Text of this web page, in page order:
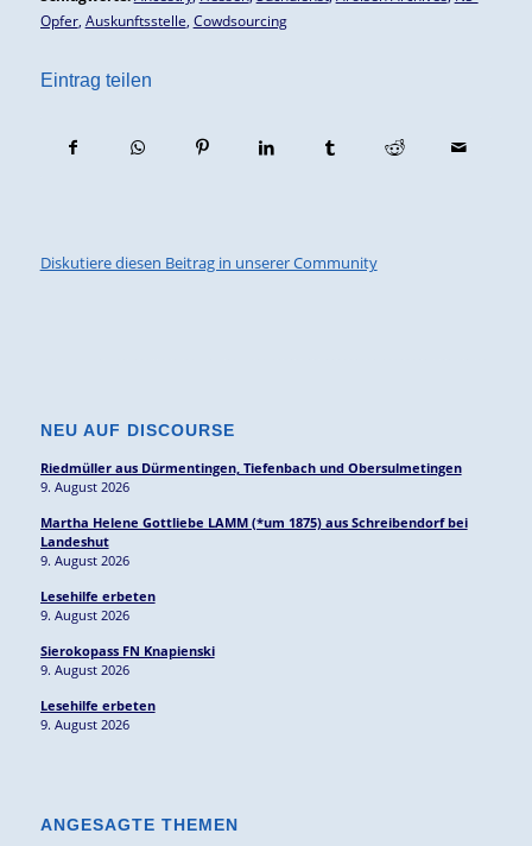
Opfer, Auskunftsstelle, Cowdsourcing
Eintrag teilen
Diskutiere diesen Beitrag in unserer Community
NEU AUF DISCOURSE
Riedmüller aus Dürmentingen, Tiefenbach und Obersulmetingen
9. August 2026
Martha Helene Gottliebe LAMM (*um 1875) aus Schreibendorf bei
Landeshut
9. August 2026
Lesehilfe erbeten
9. August 2026
Sierokopass FN Knapienski
9. August 2026
Lesehilfe erbeten
9. August 2026
ANGESAGTE THEMEN